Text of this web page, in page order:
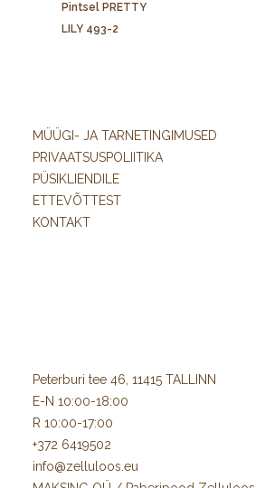
Pintsel PRETTY
LILY 493-2
MÜÜGI- JA TARNETINGIMUSED
PRIVAATSUSPOLIITIKA
PÜSIKLIENDILE
ETTEVÕTTEST
KONTAKT
Peterburi tee 46, 11415 TALLINN
E-N 10:00-18:00
R 10:00-17:00
+372 6419502
info@zelluloos.eu